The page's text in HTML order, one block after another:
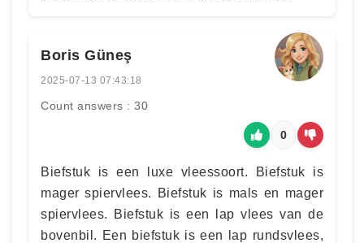
Boris Güneş
2025-07-13 07:43:18
Count answers : 30
0
Biefstuk is een luxe vleessoort. Biefstuk is
mager spiervlees. Biefstuk is mals en mager
spiervlees. Biefstuk is een lap vlees van de
bovenbil. Een biefstuk is een lap rundsvlees,